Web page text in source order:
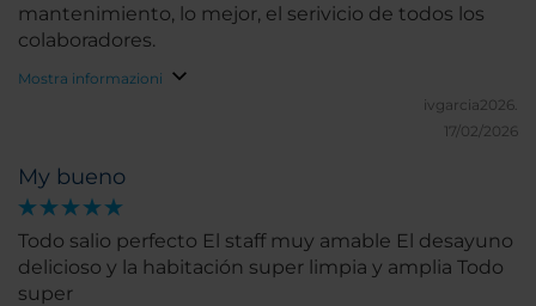
mantenimiento, lo mejor, el serivicio de todos los
colaboradores.
Mostra informazioni
ivgarcia2026.
17/02/2026
My bueno
Todo salio perfecto El staff muy amable El desayuno
delicioso y la habitación super limpia y amplia Todo
super